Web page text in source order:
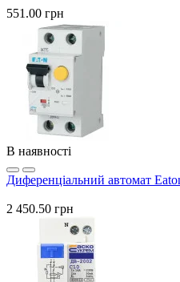
551.00 грн
В наявності
Диференціальний автомат
2 450.50 грн